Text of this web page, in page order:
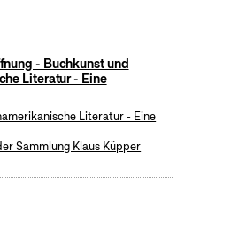
- Buchkunst und
Literatur - Eine
Literatur - Eine
Sammlung Klaus Küpper